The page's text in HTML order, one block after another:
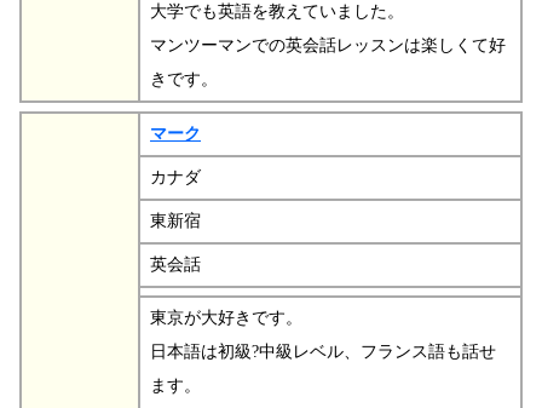
大学でも英語を教えていました。
マンツーマンでの英会話レッスンは楽しくて好
きです。
マーク
カナダ
東新宿
英会話
東京が大好きです。
日本語は初級?中級レベル、フランス語も話せ
ます。